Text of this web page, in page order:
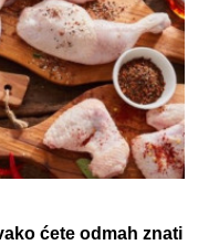
ćete odmah znati